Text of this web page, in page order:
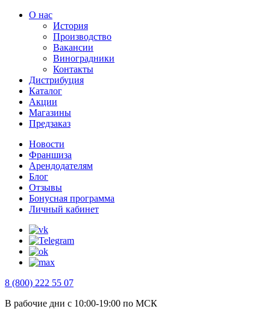
О нас
История
Производство
Вакансии
Виноградники
Контакты
Дистрибуция
Каталог
Акции
Магазины
Предзаказ
Новости
Франшиза
Арендодателям
Блог
Отзывы
Бонусная программа
Личный кабинет
8 (800) 222 55 07
В рабочие дни с 10:00-19:00 по МСК